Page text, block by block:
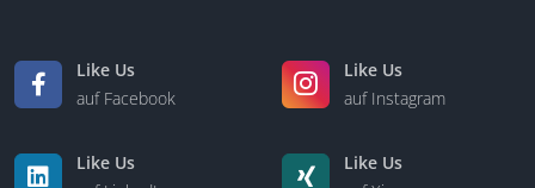
Like Us
auf Facebook
Like Us
auf Instagram
Like Us
Like Us